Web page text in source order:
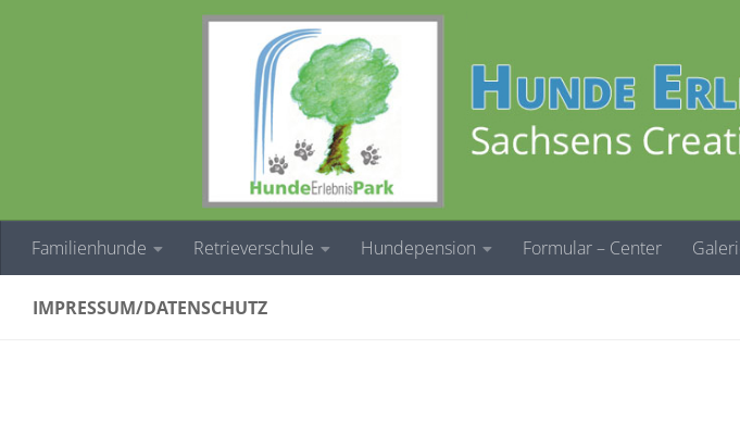
Familienhunde Retrieverschule Hundepension Formular – Center
IMPRESSUM/DATENSCHUTZ